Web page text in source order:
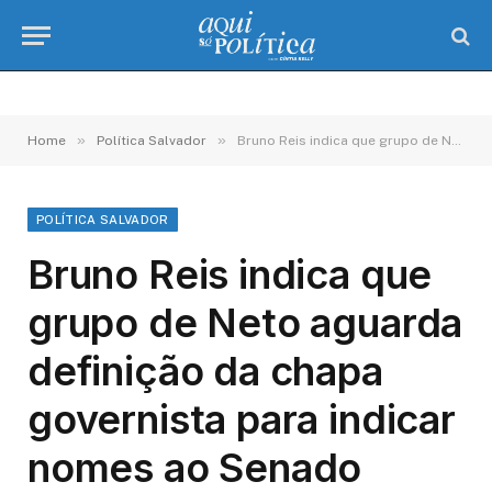
Home » Política Salvador » Bruno Reis indica que grupo de Neto aguarda definição da chapa governista para indicar nomes ao Senado
POLÍTICA SALVADOR
Bruno Reis indica que
grupo de Neto aguarda
definição da chapa
governista para indicar
nomes ao Senado